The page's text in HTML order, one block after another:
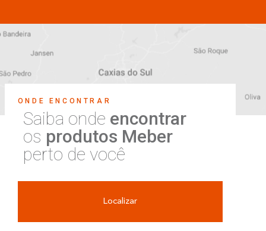
ONDE ENCONTRAR
Saiba onde encontrar
os produtos Meber
perto de você
Localizar